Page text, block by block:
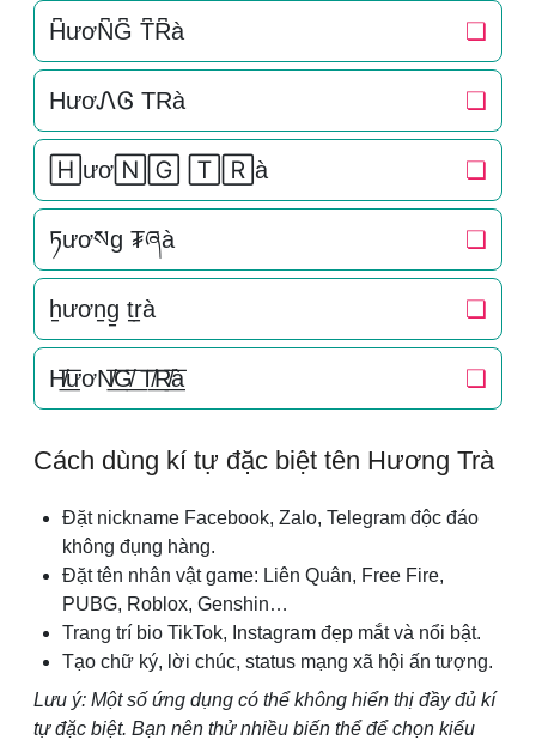
H͆ươN͆G͆ T͆R͆à ❏
HươᏁᎶ TRà ❏
🄷ươ🄽🄶 🅃🅁à ❏
ཏươསg ₮ཞà ❏
h̠ươn̠g̠ t̠r̠à ❏
H̸͟͞ươN̸͟͞G̸͟͞ T̸͟͞R̸͟͞à ❏
Cách dùng kí tự đặc biệt tên Hương Trà
Đặt nickname Facebook, Zalo, Telegram độc đáo
không đụng hàng.
Đặt tên nhân vật game: Liên Quân, Free Fire,
PUBG, Roblox, Genshin…
Trang trí bio TikTok, Instagram đẹp mắt và nổi bật.
Tạo chữ ký, lời chúc, status mạng xã hội ấn tượng.
Lưu ý: Một số ứng dụng có thể không hiển thị đầy đủ kí
tự đặc biệt. Bạn nên thử nhiều biến thể để chọn kiểu